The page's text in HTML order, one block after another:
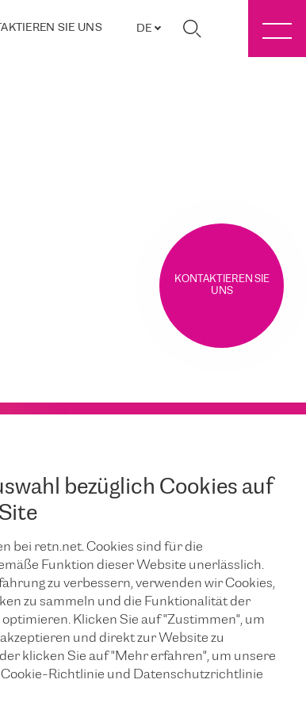
SIE UNS DE
bezüglich Cookies auf
bei retn.net. Cookies sind für die
Funktion dieser Website unerlässlich.
zu verbessern, verwenden wir Cookies,
zu sammeln und die Funktionalität der
optimieren. Klicken Sie auf "Zustimmen", um
und direkt zur Website zu
klicken Sie auf "Mehr erfahren", um unsere
Richtlinie und Datenschutzrichtlinie
KONTAKTIEREN SIE
UNS